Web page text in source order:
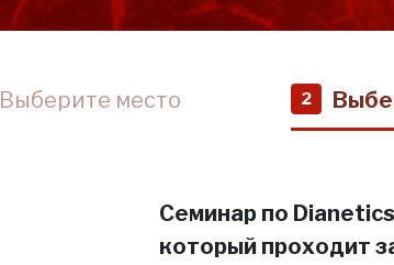
Выберите место 2
Семинар по
который проходит